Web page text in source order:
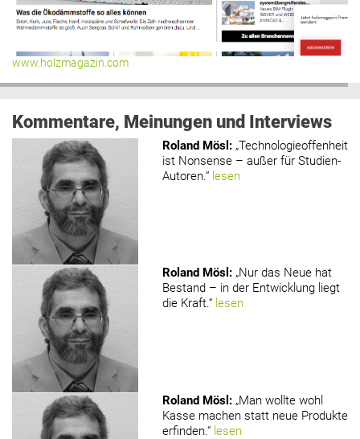
www.holzmagazin.com
Kommentare, Meinungen und Interviews
Roland Mösl : „Technologieoffenheit
ist Nonsense – außer für Studien-
Autoren.“ lesen
Roland Mösl : „Nur das Neue hat
Bestand – in der Entwicklung liegt
die Kraft.“ lesen
Roland Mösl : „Man wollte wohl
Kasse machen statt neue Produkte
erfinden.“ lesen